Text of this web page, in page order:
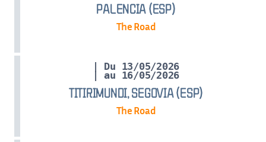
PALENCIA (ESP)
The Road
| Du 13/05/2026
TITIRIMUNDI, SEGOVIA (ESP)
| au 16/05/2026
The Road